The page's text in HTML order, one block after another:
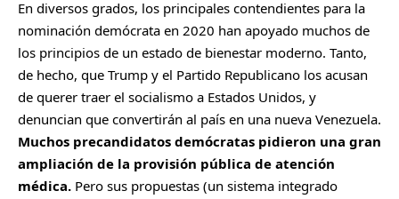
En diversos grados, los principales contendientes para la
nominación demócrata en 2020 han apoyado muchos de
los principios de un estado de bienestar moderno. Tanto,
de hecho, que Trump y el Partido Republicano los acusan
de querer traer el socialismo a Estados Unidos, y
denuncian que convertirán al país en una nueva Venezuela.
Muchos precandidatos demócratas pidieron una gran
ampliación de la provisión pública de atención
médica. Pero sus propuestas (un sistema integrado